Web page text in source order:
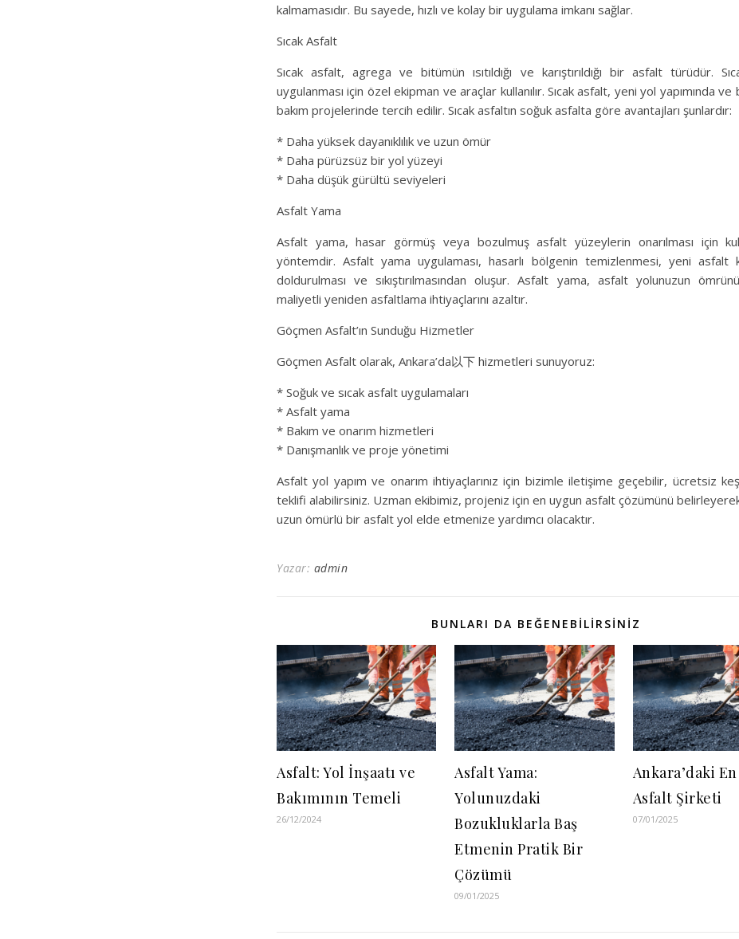
kalmamasıdır. Bu sayede, hızlı ve kolay bir uygulama imkanı sağlar.
Sıcak Asfalt
Sıcak asfalt, agrega ve bitümün ısıtıldığı ve karıştırıldığı bir asfalt türüdür.
uygulanması için özel ekipman ve araçlar kullanılır. Sıcak asfalt, yeni yol yapımında ve
bakım projelerinde tercih edilir. Sıcak asfaltın soğuk asfalta göre avantajları şunlardır:
* Daha yüksek dayanıklılık ve uzun ömür
* Daha pürüzsüz bir yol yüzeyi
* Daha düşük gürültü seviyeleri
Asfalt Yama
Asfalt yama, hasar görmüş veya bozulmuş asfalt yüzeylerin onarılması için
yöntemdir. Asfalt yama uygulaması, hasarlı bölgenin temizlenmesi, yeni asfalt
doldurulması ve sıkıştırılmasından oluşur. Asfalt yama, asfalt yolunuzun
maliyetli yeniden asfaltlama ihtiyaçlarını azaltır.
Göçmen Asfalt’ın Sunduğu Hizmetler
Göçmen Asfalt olarak, Ankara’da以下 hizmetleri sunuyoruz:
* Soğuk ve sıcak asfalt uygulamaları
* Asfalt yama
* Bakım ve onarım hizmetleri
* Danışmanlık ve proje yönetimi
Asfalt yol yapım ve onarım ihtiyaçlarınız için bizimle iletişime geçebilir, ücretsiz
teklifi alabilirsiniz. Uzman ekibimiz, projeniz için en uygun asfalt çözümünü
uzun ömürlü bir asfalt yol elde etmenize yardımcı olacaktır.
Yazar: admin
BUNLARI DA BEĞENEBILIRSINIZ
Asfalt: Yol İnşaatı ve
Bakımının Temeli
26/12/2024
Asfalt Yama:
Yolunuzdaki
Bozukluklarla Baş
Etmenin Pratik Bir
Çözümü
09/01/2025
Ankara’daki
Asfalt Şirketi
07/01/2025